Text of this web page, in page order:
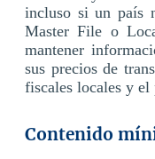
incluso si un país
Master File o
mantener
sus precios de
fiscales locales y
Contenido